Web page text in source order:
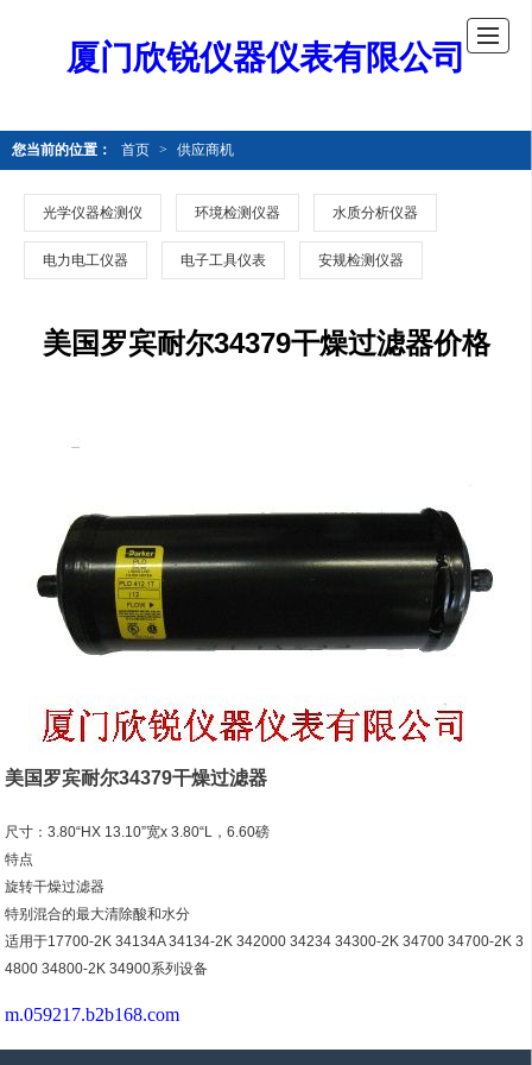
厦门欣锐仪器仪表有限公司
您当前的位置： 首页 > 供应商机
光学仪器检测仪 环境检测仪器 水质分析仪器
电力电工仪器 电子工具仪表 安规检测仪器
美国罗宾耐尔34379干燥过滤器价格
美国罗宾耐尔34379干燥过滤器
尺寸：3.80“HX 13.10”宽x 3.80“L，6.60磅
特点
旋转干燥过滤器
特别混合的最大清除酸和水分
适用于17700-2K 34134A 34134-2K 342000 34234 34300-2K 34700 34700-2K 3
4800 34800-2K 34900系列设备
m.059217.b2b168.com